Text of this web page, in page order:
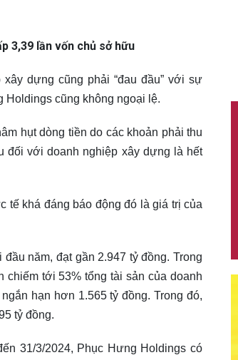
3,39 lần vốn chủ sở hữu
dựng cũng phải “đau đầu” với sự
Holdings cũng không ngoại lệ.
hụt dòng tiền do các khoản phải thu
đối với doanh nghiệp xây dựng là hết
tế khá đáng báo động đó là giá trị của
năm, đạt gần 2.947 tỷ đồng. Trong
chiếm tới 53% tổng tài sản của doanh
hạn hơn 1.565 tỷ đồng. Trong đó,
tỷ đồng.
31/3/2024, Phục Hưng Holdings có